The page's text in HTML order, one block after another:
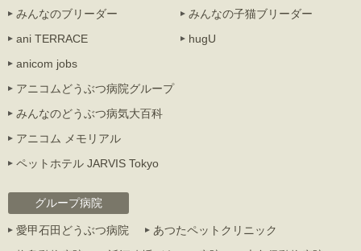
みんなのブリーダー
みんなの子猫ブリーダー
ani TERRACE
hugU
anicom jobs
アニコムどうぶつ病院グループ
みんなのどうぶつ病気大百科
アニコム メモリアル
ペットホテル JARVIS Tokyo
グループ病院
愛甲石田どうぶつ病院
あつたペットクリニック